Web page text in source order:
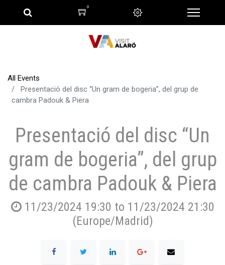
0
All Events
Presentació del disc “Un gram de bogeria”, del grup de
cambra Padouk & Piera
Presentació del disc “Un
gram de bogeria”, del grup
de cambra Padouk & Piera
11/23/2024 19:30 to 11/23/2024 21:30
(Europe/Madrid)